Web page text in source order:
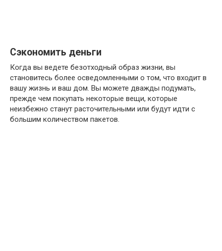
Сэкономить деньги
Когда вы ведете безотходный образ жизни, вы
становитесь более осведомленными о том, что входит в
вашу жизнь и ваш дом. Вы можете дважды подумать,
прежде чем покупать некоторые вещи, которые
неизбежно станут расточительными или будут идти с
большим количеством пакетов.